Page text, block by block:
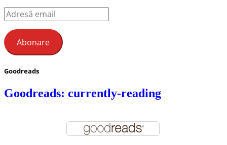
Adresă
email
Abonare
Goodreads
Goodreads: currently-reading